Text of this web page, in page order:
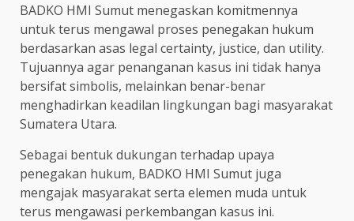
BADKO HMI Sumut menegaskan komitmennya
untuk terus mengawal proses penegakan hukum
berdasarkan asas legal certainty, justice, dan utility.
Tujuannya agar penanganan kasus ini tidak hanya
bersifat simbolis, melainkan benar-benar
menghadirkan keadilan lingkungan bagi masyarakat
Sumatera Utara.
Sebagai bentuk dukungan terhadap upaya
penegakan hukum, BADKO HMI Sumut juga
mengajak masyarakat serta elemen muda untuk
terus mengawasi perkembangan kasus ini.